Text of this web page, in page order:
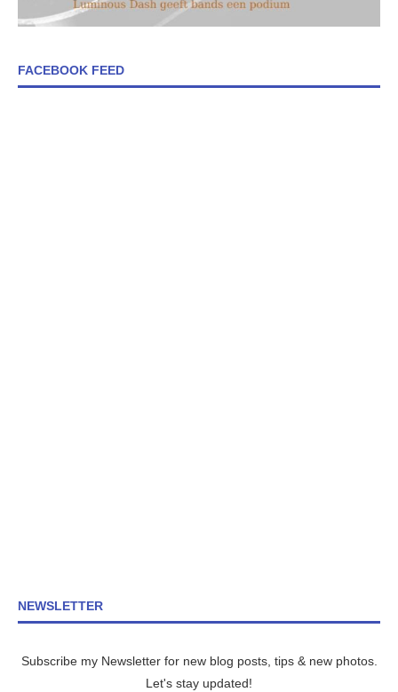
FACEBOOK FEED
NEWSLETTER
Subscribe my Newsletter for new blog posts, tips & new photos.
Let's stay updated!